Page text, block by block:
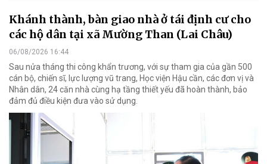
Khánh thành, bàn giao nhà ở tái định cư cho
các hộ dân tại xã Mường Than (Lai Châu)
06/08/2026 16:44
Sau nửa tháng thi công khẩn trương, với sự tham gia của gần 500
cán bộ, chiến sĩ, lực lượng vũ trang, Học viện Hậu cần, các đơn vị và
Nhân dân, 24 căn nhà cùng hạ tầng thiết yếu đã hoàn thành, bảo
đảm đủ điều kiện đưa vào sử dụng.